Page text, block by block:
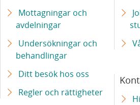
Skånes universitetssjukhus får
högspecialiserade uppdrag
av cancer
Laserkirurgi i magnetkamera –
patienter med hjärntumör
Mottagningar och
avdelningar
Undersökningar och
behandlingar
Ditt besök hos oss
Regler och rättigheter